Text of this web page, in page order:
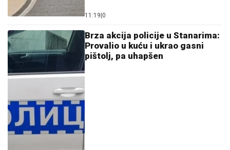
11:19|0
Brza akcija policije u Stanarima:
Provalio u kuću i ukrao gasni
pištolj, pa uhapšen